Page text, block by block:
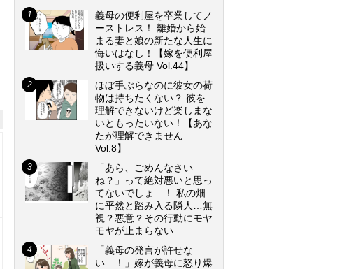
義母の便利屋を卒業してノ
ーストレス！ 離婚から始
まる妻と娘の新たな人生に
悔いはなし！【嫁を便利屋
扱いする義母 Vol.44】
ほぼ手ぶらなのに彼女の荷
物は持ちたくない？ 彼を
理解できないけど楽しまな
いともったいない！【あな
たが理解できません
Vol.8】
「あら、ごめんなさい
ね？」って絶対悪いと思っ
てないでしょ…！ 私の畑
に平然と踏み入る隣人…無
視？悪意？その行動にモヤ
モヤが止まらない
「義母の発言が許せな
い…！」嫁が義母に怒り爆